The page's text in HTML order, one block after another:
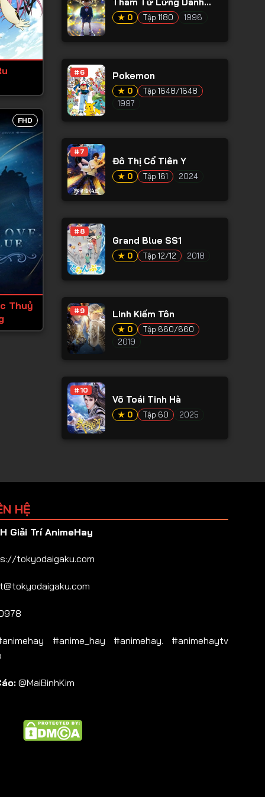
FHD
Thuỷ
Conan
★ 0 Tập 1180 1996
#6 Pokemon
★ 0
Tập 1648/1648
1997
#7
Đô Thị Cổ Tiên Y
★ 0 Tập 161 2024
#8
Grand Blue SS1
★ 0 Tập 12/12 2018
#9 Linh Kiếm Tôn
★ 0
Tập 660/660
2019
#10
Võ Toái Tinh Hà
★ 0 Tập 60 2025
HỆ
Giải Trí AnimeHay
tokyodaigaku.com
#anime_hay #animehay. #animehaytv
@MaiBinhKim